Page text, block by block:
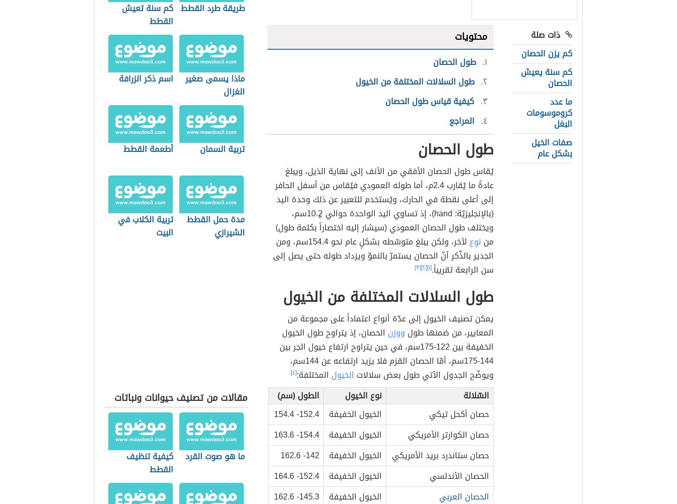
ذات صلة
كم يزن الحصان
كم سنة يعيش
الحصان
ما عدد
كروموسومات
البغل
صفات الخيل
بشكل عام
محتويات
١ طول الحصان
٢ طول السلالات المختلفة من الخيول
٣ كيفية قياس طول الحصان
٤ المراجع
طول الحصان
يُقاس طول الحصان الأفقي من الأنف إلى نهاية الذيل، ويبلغ
عادةً ما يُقارب 2.4م، أما طوله العمودي فيُقاس من أسفل الحافر
إلى أعلى نقطة في الحارك، ويُستخدم للتعبير عن ذلك وحدة اليد
(بالإنجليزيّة: hand)، إذ تساوي اليد الواحدة حوالي 10.2ٍسم،
ويختلف طول الحصان العمودي (سيشار إليه اختصاراً بكلمة طول)
من نوع
لآخر، ولكن يبلغ متوسّطه بشكلٍ عام نحو 154.4سم، ومن
الجدير بالذّكر أنّ الحصان يستمرّ بالنموّ ويزداد طوله حتى يصل إلى
سن الرابعة تقريباً.[١] [٢] [٣]
طول السلالات المختلفة من الخيول
يمكن تصنيف الخيول إلى عدّة أنواع اعتماداً على مجموعة من
المعايير، من ضمنها طول ووزن الحصان، إذ يتراوح طول الخيول
الخفيفة بين 122-175سم، في حين يتراوح ارتفاع خيول الجر بين
144-175سم، أمّا الحصان القزم فلا يزيد ارتفاعه عن 144سم،
ويوضّح الجدول الآتي طول بعض سلالات الخيول المختلفة:[٤]
السّلالة نوع الخيول
الطول (سم)
حصان أكحل تيكي
الخيول الخفيفة
152.4- 154.4
حصان الكوارتر الأمريكي
الخيول الخفيفة
154.4- 163.6
حصان ستاندرد بريد الأمريكي
الخيول الخفيفة
142- 162.6
الحصان الأندلسي
الخيول الخفيفة
152.4- 164.6
الحصان العربي
الخيول الخفيفة
145.3- 162.6
طريقة طرد القطط كم سنة تعيش
القطط
ماذا يسمى صغير
الغزال
اسم ذكر الزرافة
تربية السمان أطعمة القطط
مدة حمل القطط
الشيرازي
تربية الكلاب في
البيت
مقالات من تصنيف حيوانات ونباتات
ما هو صوت القرد
كيفية تنظيف
القطط